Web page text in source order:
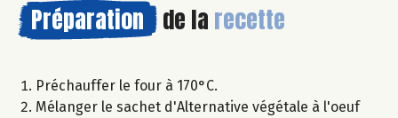
Préparation de la recette
Préchauffer le four à 170°C.
Mélanger le sachet d'Alternative végétale à l'oeuf